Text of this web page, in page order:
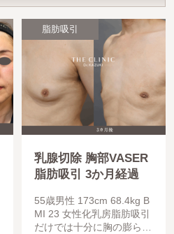
脂肪吸引
乳腺切除 胸部VASER
脂肪吸引 3か月経過
55歳男性 173cm 68.4kg B
MI 23 女性化乳房脂肪吸引
だけでは十分に胸の膨らみ